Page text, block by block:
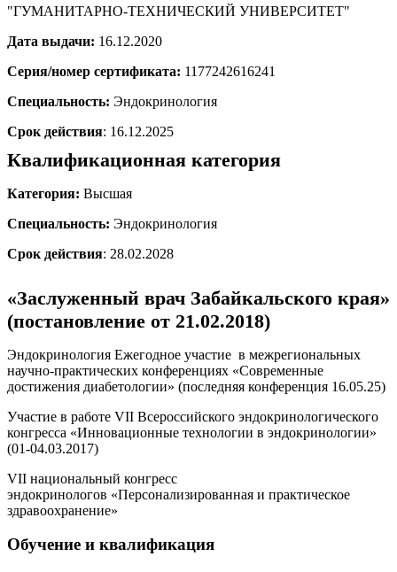
"ГУМАНИТАРНО-ТЕХНИЧЕСКИЙ УНИВЕРСИТЕТ"
Дата выдачи: 16.12.2020
Серия/номер сертификата: 1177242616241
Специальность: Эндокринология
Срок действия: 16.12.2025
Квалификационная категория
Категория: Высшая
Специальность: Эндокринология
Срок действия: 28.02.2028
«Заслуженный врач Забайкальского края»
(постановление от 21.02.2018)
Эндокринология Ежегодное участие в межрегиональных
научно-практических конференциях «Современные
достижения диабетологии» (последняя конференция 16.05.25)
Участие в работе VII Всероссийского эндокринологического
конгресса «Инновационные технологии в эндокринологии»
(01-04.03.2017)
VII национальный конгресс
эндокринологов «Персонализированная и практическое
здравоохранение»
Обучение и квалификация